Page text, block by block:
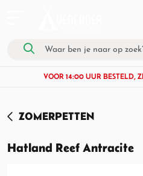
VOOR 14:00 UUR BESTELD,
ZOMERPETTEN
Hatland Reef Antracite